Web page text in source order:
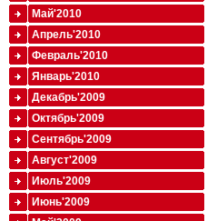
Май'2010
Апрель'2010
Февраль'2010
Январь'2010
Декабрь'2009
Октябрь'2009
Сентябрь'2009
Август'2009
Июль'2009
Июнь'2009